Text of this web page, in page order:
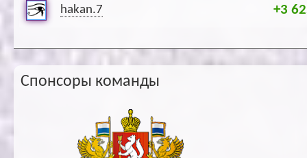
hakan.7 +3
Спонсоры команды